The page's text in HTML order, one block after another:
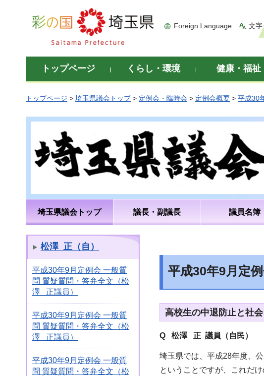
彩の国 埼玉県
Foreign Language 文字
トップページ くらし・環境 健康・福祉
トップページ > 埼玉県議会トップ> 定例会・臨時会 > 定例会概要 > 平成30
埼玉県議会トップ 議長・副議長 議員名簿
松澤 正（自）
平成30年9月定例会 一般質
問 質疑質問・答弁全文（松
澤 正議員）
平成30年9月定例会 一般質
問 質疑質問・答弁全文（松
澤 正議員）
平成30年9月定例会 一般質
問 質疑質問・答弁全文（松
平成30年9月定
高校生の中退防止と社
Q 松澤 正 議員（自民）
埼玉県では、平成28年度、
ということですが、これだ